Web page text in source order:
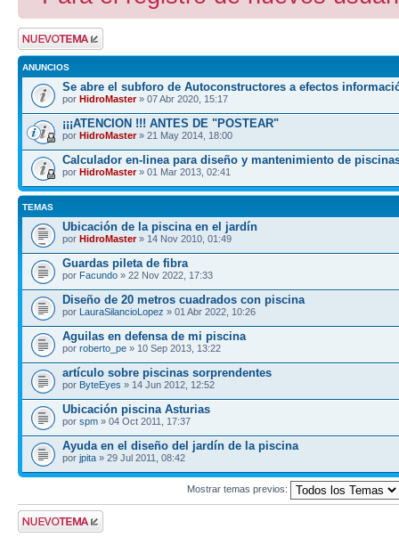
Publicar un nuevo
tema
ANUNCIOS
Se abre el subforo de Autoconstructores a efectos
por HidroMaster» 07 Abr 2020, 15:17
¡¡¡ATENCION !!! ANTES DE "POSTEAR"
por HidroMaster» 21 May 2014, 18:00
Calculador en-linea para diseño y mantenimiento de
por HidroMaster» 01 Mar 2013, 02:41
TEMAS
Ubicación de la piscina en el jardín
por HidroMaster» 14 Nov 2010, 01:49
Guardas pileta de fibra
por Facundo » 22 Nov 2022, 17:33
Diseño de 20 metros cuadrados con piscina
por LauraSilancioLopez » 01 Abr 2022, 10:26
Aguilas en defensa de mi piscina
por roberto_pe » 10 Sep 2013, 13:22
artículo sobre piscinas sorprendentes
por ByteEyes » 14 Jun 2012, 12:52
Ubicación piscina Asturias
por spm » 04 Oct 2011, 17:37
Ayuda en el diseño del jardín de la piscina
por jpita » 29 Jul 2011, 08:42
Mostrar temas previos:
Publicar un nuevo
tema